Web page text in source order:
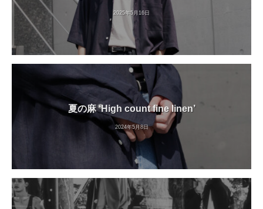
2025年5月16日
夏の麻 ‘High count fine linen’
2024年5月8日